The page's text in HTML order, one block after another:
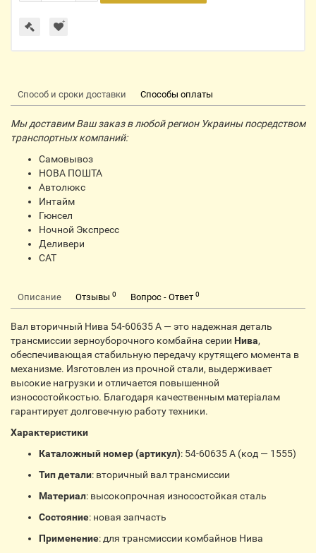
Способ и сроки доставки Способы оплаты
Мы доставим Ваш заказ в любой регион Украины посредством
транспортных компаний:
Самовывоз
НОВА ПОШТА
Автолюкс
Интайм
Гюнсел
Ночной Экспресс
Деливери
CАТ
Описание Отзывы 0 Вопрос - Ответ 0
Вал вторичный Нива 54-60635 А — это надежная деталь
трансмиссии зерноуборочного комбайна серии Нива,
обеспечивающая стабильную передачу крутящего момента в
механизме. Изготовлен из прочной стали, выдерживает
высокие нагрузки и отличается повышенной
износостойкостью. Благодаря качественным матеріалам
гарантирует долговечную работу техники.
Характеристики
Каталожный номер (артикул): 54-60635 А (код — 1555)
Тип детали: вторичный вал трансмиссии
Материал: высокопрочная износостойкая сталь
Состояние: новая запчасть
Применение: для трансмиссии комбайнов Нива